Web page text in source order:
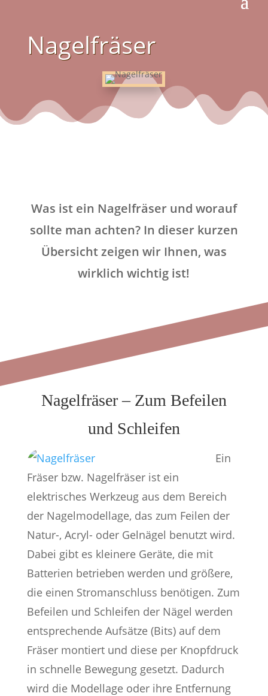
Nagelfräser
Was ist ein Nagelfräser und worauf
sollte man achten? In dieser kurzen
Übersicht zeigen wir Ihnen, was
wirklich wichtig ist!
Nagelfräser – Zum Befeilen
und Schleifen
Ein
Fräser bzw. Nagelfräser ist ein
elektrisches Werkzeug aus dem Bereich
der Nagelmodellage, das zum Feilen der
Natur-, Acryl- oder Gelnägel benutzt wird.
Dabei gibt es kleinere Geräte, die mit
Batterien betrieben werden und größere,
die einen Stromanschluss benötigen. Zum
Befeilen und Schleifen der Nägel werden
entsprechende Aufsätze (Bits) auf dem
Fräser montiert und diese per Knopfdruck
in schnelle Bewegung gesetzt. Dadurch
wird die Modellage oder ihre Entfernung